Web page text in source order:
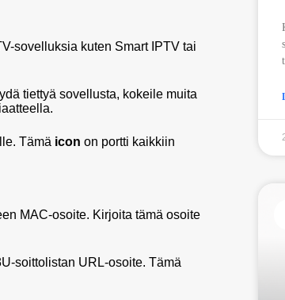
sovelluksia kuten Smart IPTV tai
tiettyä sovellusta, kokeile muita
Tämä icon on portti kaikkiin
MAC-osoite. Kirjoita tämä osoite
soittolistan URL-osoite. Tämä